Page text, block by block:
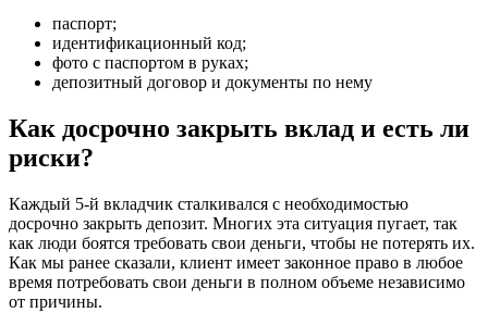
паспорт;
идентификационный код;
фото с паспортом в руках;
депозитный договор и документы по нему
Как досрочно закрыть вклад и есть ли
риски?
Каждый 5-й вкладчик сталкивался с необходимостью
досрочно закрыть депозит. Многих эта ситуация пугает, так
как люди боятся требовать свои деньги, чтобы не потерять их.
Как мы ранее сказали, клиент имеет законное право в любое
время потребовать свои деньги в полном объеме независимо
от причины.